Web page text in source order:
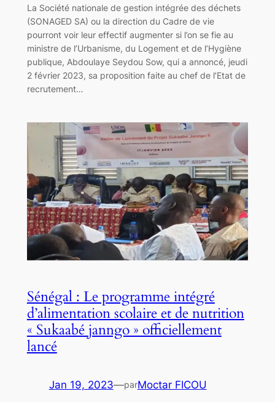
La Société nationale de gestion intégrée des déchets
(SONAGED SA) ou la direction du Cadre de vie
pourront voir leur effectif augmenter si l’on se fie au
ministre de l’Urbanisme, du Logement et de l’Hygiène
publique, Abdoulaye Seydou Sow, qui a annoncé, jeudi
2 février 2023, sa proposition faite au chef de l’Etat de
recrutement…
Sénégal : Le programme intégré
d’alimentation scolaire et de nutrition
« Sukaabé janngo » officiellement
lancé
Jan 19, 2023—parMoctar FICOU